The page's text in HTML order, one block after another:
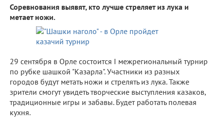
Соревнования выявят, кто лучше стреляет из лука и
метает ножи.
29 сентября в Орле состоится I межрегиональный турнир
по рубке шашкой "Казарла". Участники из разных
городов будут метать ножи и стрелять из лука. Также
зрители смогут увидеть творческие выступления казаков,
традиционные игры и забавы. Будет работать полевая
кухня.